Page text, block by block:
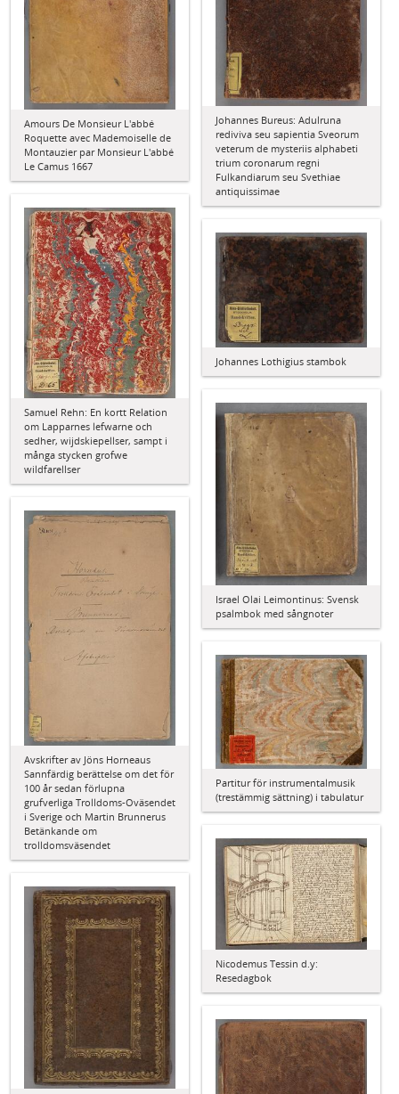
Johannes Bureus: Adulruna
rediviva seu sapientia Sveorum
veterum de mysteriis alphabeti
trium coronarum regni
Fulkandiarum seu Svethiae
antiquissimae
Amours De Monsieur L'abbé
Roquette avec Mademoiselle de
Montauzier par Monsieur L'abbé
Le Camus 1667
Samuel Rehn: En kortt Relation
om Lapparnes lefwarne och
sedher, wijdskiepellser, sampt i
många stycken grofwe
wildfarellser
Johannes Lothigius stambok
Israel Olai Leimontinus: Svensk
psalmbok med sångnoter
Avskrifter av Jöns Horneaus
Sannfärdig berättelse om det för
100 år sedan förlupna
grufverliga Trolldoms-Oväsendet
i Sverige och Martin Brunnerus
Betänkande om
trolldomsväsendet
Partitur för instrumentalmusik
(trestämmig sättning) i tabulatur
Nicodemus Tessin d.y:
Resedagbok